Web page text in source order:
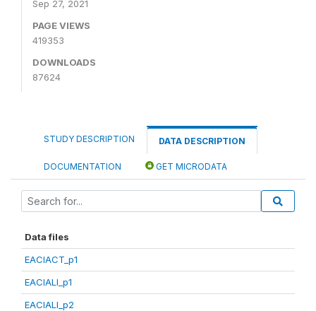
Sep 27, 2021
PAGE VIEWS
419353
DOWNLOADS
87624
STUDY DESCRIPTION DATA DESCRIPTION
DOCUMENTATION GET MICRODATA
Data files
EACIACT_p1
EACIALI_p1
EACIALI_p2